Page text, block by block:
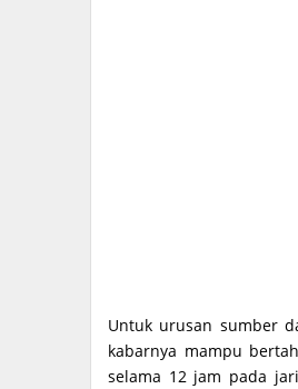
Untuk urusan sumber
kabarnya mampu
selama 12 jam pada